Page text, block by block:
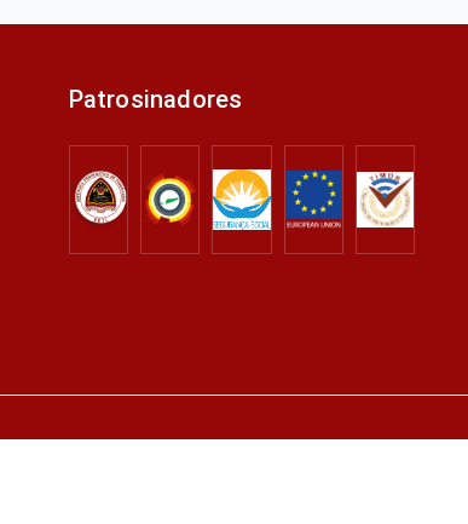
Patrosinadores